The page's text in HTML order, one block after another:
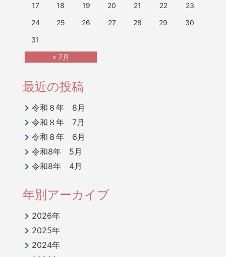
« 7月
17
18 19 20 21 22
23
24
25 26 27 28 29
30
31
最近の投稿
令和８年 8月
令和８年 7月
令和８年 6月
令和8年 5月
令和8年 4月
年別アーカイブ
2026年
2025年
2024年